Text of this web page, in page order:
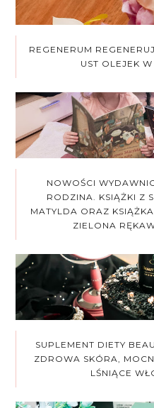
REGENERUM
UST OLEJEK
NOWOŚCI
RODZINA. KSIĄŻKI Z
MATYLDA ORAZ
ZIELONA
SUPLEMENT DIETY
ZDROWA SKÓRA,
LŚNIĄCE